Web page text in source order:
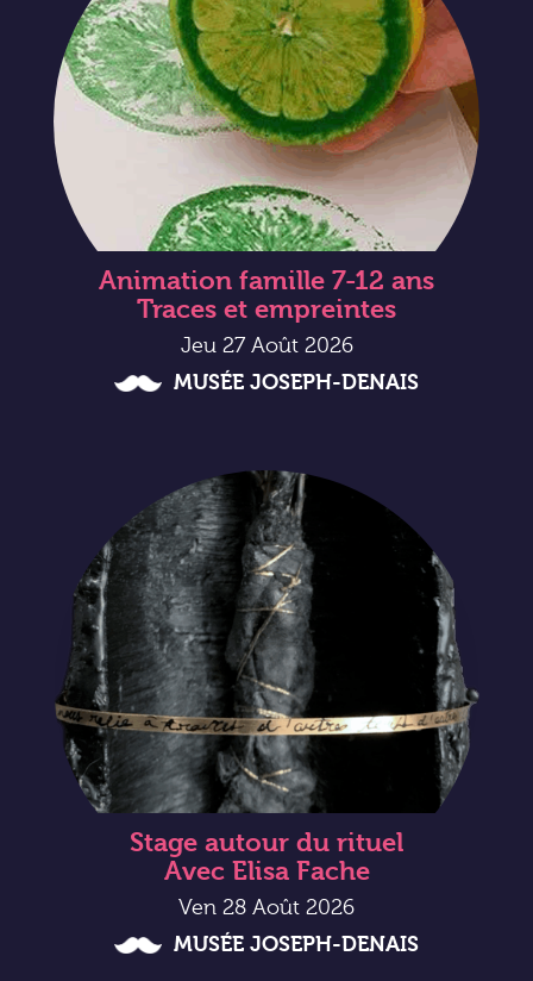
Animation famille 7-12 ans
Traces et empreintes
Jeu 27 Août 2026
MUSÉE JOSEPH-DENAIS
Stage autour du rituel
Avec Elisa Fache
Ven 28 Août 2026
MUSÉE JOSEPH-DENAIS